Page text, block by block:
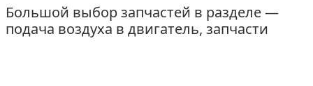
Большой выбор запчастей в разделе —
подача воздуха в двигатель, запчасти